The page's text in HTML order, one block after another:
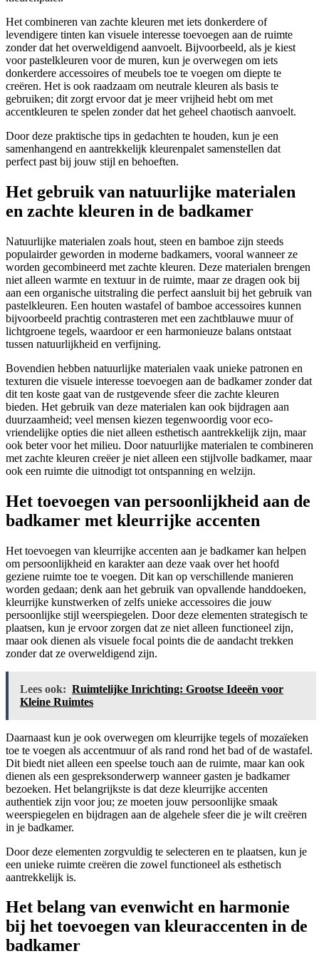
Het combineren van zachte kleuren met iets donkerdere of
levendigere tinten kan visuele interesse toevoegen aan de ruimte
zonder dat het overweldigend aanvoelt. Bijvoorbeeld, als je kiest
voor pastelkleuren voor de muren, kun je overwegen om iets
donkerdere accessoires of meubels toe te voegen om diepte te
creëren. Het is ook raadzaam om neutrale kleuren als basis te
gebruiken; dit zorgt ervoor dat je meer vrijheid hebt om met
accentkleuren te spelen zonder dat het geheel chaotisch aanvoelt.
Door deze praktische tips in gedachten te houden, kun je een
samenhangend en aantrekkelijk kleurenpalet samenstellen dat
perfect past bij jouw stijl en behoeften.
Het gebruik van natuurlijke materialen
en zachte kleuren in de badkamer
Natuurlijke materialen zoals hout, steen en bamboe zijn steeds
populairder geworden in moderne badkamers, vooral wanneer ze
worden gecombineerd met zachte kleuren. Deze materialen brengen
niet alleen warmte en textuur in de ruimte, maar ze dragen ook bij
aan een organische uitstraling die perfect aansluit bij het gebruik van
pastelkleuren. Een houten wastafel of bamboe accessoires kunnen
bijvoorbeeld prachtig contrasteren met een zachtblauwe muur of
lichtgroene tegels, waardoor er een harmonieuze balans ontstaat
tussen natuurlijkheid en verfijning.
Bovendien hebben natuurlijke materialen vaak unieke patronen en
texturen die visuele interesse toevoegen aan de badkamer zonder dat
dit ten koste gaat van de rustgevende sfeer die zachte kleuren
bieden. Het gebruik van deze materialen kan ook bijdragen aan
duurzaamheid; veel mensen kiezen tegenwoordig voor eco-
vriendelijke opties die niet alleen esthetisch aantrekkelijk zijn, maar
ook beter voor het milieu. Door natuurlijke materialen te combineren
met zachte kleuren creëer je niet alleen een stijlvolle badkamer, maar
ook een ruimte die uitnodigt tot ontspanning en welzijn.
Het toevoegen van persoonlijkheid aan de
badkamer met kleurrijke accenten
Het toevoegen van kleurrijke accenten aan je badkamer kan helpen
om persoonlijkheid en karakter aan deze vaak over het hoofd
geziene ruimte toe te voegen. Dit kan op verschillende manieren
worden gedaan; denk aan het gebruik van opvallende handdoeken,
kleurrijke kunstwerken of zelfs unieke accessoires die jouw
persoonlijke stijl weerspiegelen. Door deze elementen strategisch te
plaatsen, kun je ervoor zorgen dat ze niet alleen functioneel zijn,
maar ook dienen als visuele focal points die de aandacht trekken
zonder dat ze overweldigend zijn.
Lees ook: Ruimtelijke Inrichting: Grootse Ideeën voor
Kleine Ruimtes
Daarnaast kun je ook overwegen om kleurrijke tegels of mozaïeken
toe te voegen als accentmuur of als rand rond het bad of de wastafel.
Dit biedt niet alleen een speelse touch aan de ruimte, maar kan ook
dienen als een gespreksonderwerp wanneer gasten je badkamer
bezoeken. Het belangrijkste is dat deze kleurrijke accenten
authentiek zijn voor jou; ze moeten jouw persoonlijke smaak
weerspiegelen en bijdragen aan de algehele sfeer die je wilt creëren
in je badkamer.
Door deze elementen zorgvuldig te selecteren en te plaatsen, kun je
een unieke ruimte creëren die zowel functioneel als esthetisch
aantrekkelijk is.
Het belang van evenwicht en harmonie
bij het toevoegen van kleuraccenten in de
badkamer